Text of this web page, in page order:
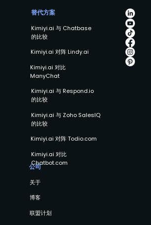
公司
关于
博客
联盟计划
替代方案
Kimiyi.ai 与 Chatbase
的比较
Kimiyi.ai 对阵 Lindy.ai
Kimiyi.ai 对比
ManyChat
Kimiyi.ai 与 Respond.io
的比较
Kimiyi.ai 与 Zoho SalesIQ
的比较
Kimiyi.ai 对阵 Todio.com
Kimiyi.ai 对比
Chatbot.com